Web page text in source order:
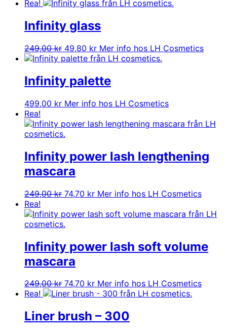
Rea!
Infinity glass
249,00kr Det
ursprungliga
var:
249,00 kr.
49,80 krDet
nuvarande
är:
49,80 kr.
Mer info hos LH Cosmetics
Infinity palette
499,00 kr Mer info hos LH Cosmetics
Rea!
Infinity power lash lengthening
mascara
249,00kr Det
priset
74,70 krDet
priset
Mer info hos LH Cosmetics
Rea!
Infinity power lash soft volume
mascara
249,00kr Det
ursprungliga
var:
249,00 kr.
74,70 krDet
nuvarande
är:
74,70 kr.
Mer info hos LH Cosmetics
Rea!
Liner brush – 300